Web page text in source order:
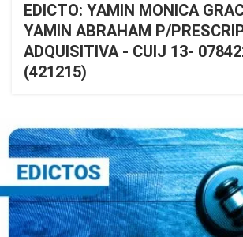
EDICTO: YAMIN MONICA
YAMIN ABRAHAM P/
ADQUISITIVA - CUIJ 13-
(421215)